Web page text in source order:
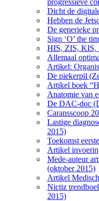
progressieve
Dicht de
Hebben de
De generieke
Sign ‘O’ the
HIS, ZIS, KIS,
Allemaal
Artikel:
De piekerpil
Artikel boek
Anatomie van
De DAC-doc
Caransscoop
Lastige
2015)
Toekomst
Artikel
Mede-auteur
(oktober 2015)
Artikel
Nictiz
2015)